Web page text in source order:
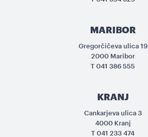
MARIBOR
Gregorčičeva ulica 19
2000 Maribor
T 041 386 555
KRANJ
Cankarjeva ulica 3
4000 Kranj
T 041 233 474